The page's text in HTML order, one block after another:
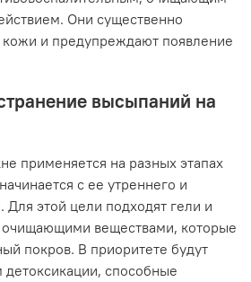
Они существенно
и предупреждают появление
высыпаний на
применяется на разных этапах
с ее утреннего и
Для этой цели подходят гели и
очищающими веществами, которые
покров. В приоритете будут
детоксикации, способные